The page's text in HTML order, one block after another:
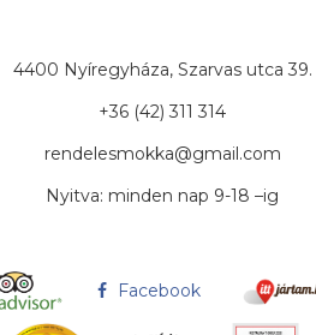
4400 Nyíregyháza, Szarvas utca 39.
+36 (42) 311 314
rendelesmokka@gmail.com
Nyitva: minden nap 9-18 –ig
Facebook